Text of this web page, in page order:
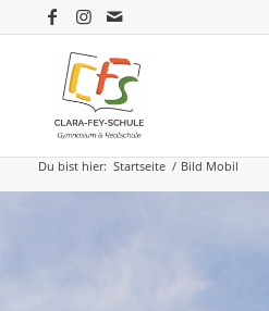
Bild Mobil
Du bist hier: Startseite / Bild Mobil